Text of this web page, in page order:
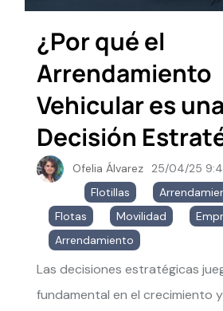
¿Por qué el
Arrendamiento
Vehicular es una
Decisión
Ofelia Álvarez 25/04/25
Flotillas
Flotas
Movilidad
Arrendamiento
Las decisiones estratégicas
fundamental en el crecimiento